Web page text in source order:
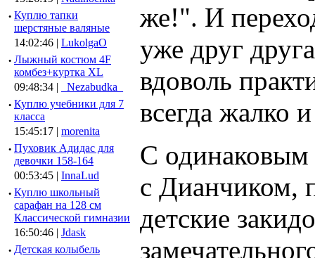
· Куплю тапки
шерстяные валяные
14:02:46 | LukolgaO
· Лыжный костюм 4F
комбез+куртка XL
09:48:34 |
_Nezabudka_
· Куплю учебники для 7
класса
15:45:17 | morenita
· Пуховик Адидас для
девочки 158-164
00:53:45 | InnaLud
· Куплю школьный
сарафан на 128 см
Классической гимназии
16:50:46 | Jdask
· Детская колыбель
же!". И
уже друг
вдоволь
всегда жалко
С одинаковым
с Дианчиком,
детские